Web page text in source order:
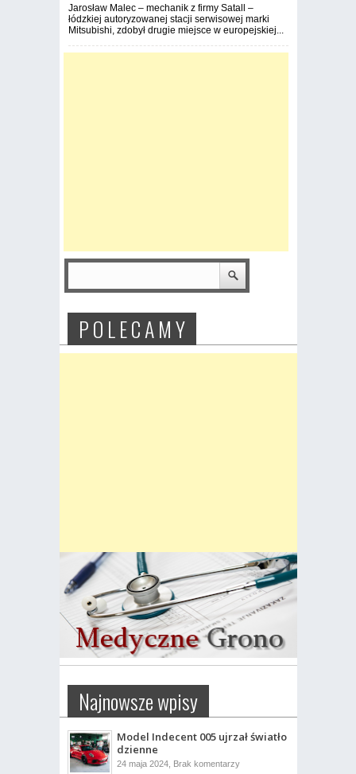
Jarosław Malec – mechanik z firmy Satall –
łódzkiej autoryzowanej stacji serwisowej marki
Mitsubishi, zdobył drugie miejsce w europejskiej...
P O L E C A M Y
Najnowsze wpisy
Model Indecent 005 ujrzał światło
dzienne
24 maja 2024, Brak komentarzydo